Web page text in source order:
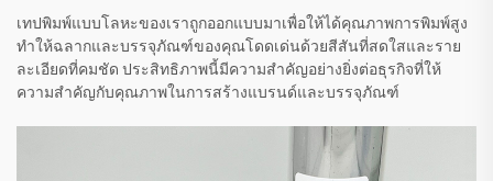
เทปพิมพ์แบบโลหะของเราถูกออกแบบมาเพื่อให้ได้คุณภาพการพิมพ์สูง
ทำให้ฉลากและบรรจุภัณฑ์ของคุณโดดเด่นด้วยสีสันที่สดใสและราย
ละเอียดที่คมชัด ประสิทธิภาพนี้มีความสำคัญอย่างยิ่งต่อธุรกิจที่ให้
ความสำคัญกับคุณภาพในการสร้างแบรนด์และบรรจุภัณฑ์